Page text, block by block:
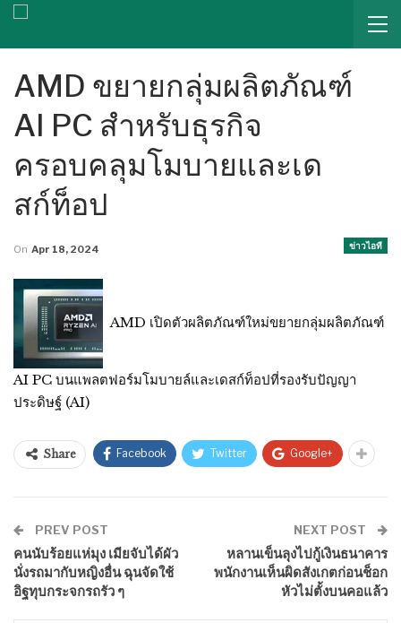
AMD ขยายกลุ่มผลิตภัณฑ์
AI PC สำหรับธุรกิจ
ครอบคลุมโมบายและเด
สก์ท็อป
ข่าวไอที
On Apr 18, 2024
AMD เปิดตัวผลิตภัณฑ์ใหม่ขยายกลุ่มผลิตภัณฑ์
AI PC บนแพลตฟอร์มโมบายล์และเดสก์ท็อปที่รองรับปัญญา
ประดิษฐ์ (AI)
Share Facebook Twitter Google+
PREV POST
คนนับร้อยแห่มุง เมียจับได้ผัว
นั่งรถมากับหญิงอื่น ฉุนจัดใช้
อิฐทุบกระจกรถรัว ๆ
NEXT POST
หลานเข็นลุงไปกู้เงินธนาคาร
พนักงานเห็นผิดสังเกตก่อนช็อก
หัวไม่ตั้งบนคอแล้ว